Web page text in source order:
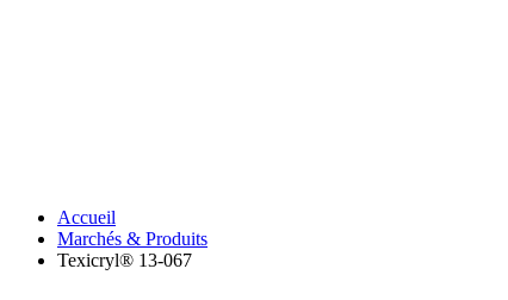
Accueil
Marchés & Produits
Texicryl® 13-067